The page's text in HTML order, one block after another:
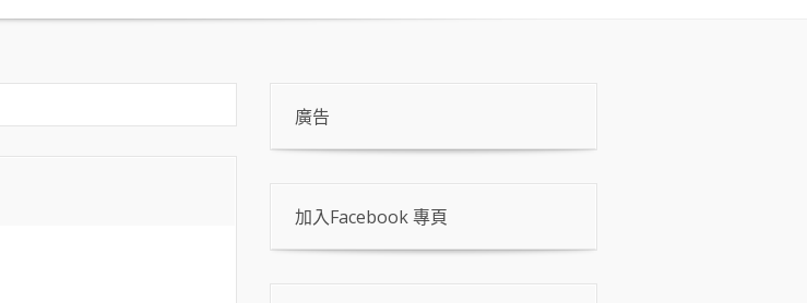
廣告
加入Facebook 專頁